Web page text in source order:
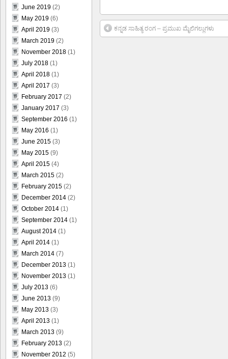
ಕನ್ನಡ ಸಾಹಿತ್ಯ ರಂಗ – ಪ್ರಮುಖ ಮೈಲಿಗಲ್ಲುಗಳು
June 2019 (2)
May 2019 (6)
April 2019 (3)
March 2019 (2)
November 2018 (1)
July 2018 (1)
April 2018 (1)
April 2017 (3)
February 2017 (2)
January 2017 (3)
September 2016 (1)
May 2016 (1)
June 2015 (3)
May 2015 (9)
April 2015 (4)
March 2015 (2)
February 2015 (2)
December 2014 (2)
October 2014 (1)
September 2014 (1)
August 2014 (1)
April 2014 (1)
March 2014 (7)
December 2013 (1)
November 2013 (1)
July 2013 (6)
June 2013 (9)
May 2013 (3)
April 2013 (1)
March 2013 (9)
February 2013 (2)
November 2012 (5)